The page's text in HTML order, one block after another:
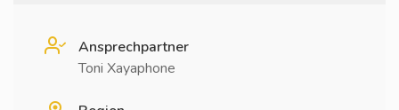
Ansprechpartner
Toni Xayaphone